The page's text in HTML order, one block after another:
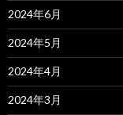
2024年6月
2024年5月
2024年4月
2024年3月